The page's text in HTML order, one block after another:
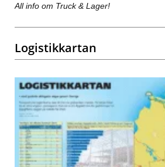
All info om Truck & Lager!
Logistikkartan